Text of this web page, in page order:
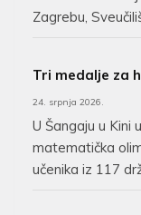
Zagrebu,
Tri medalje za
24. srpnja 2026.
U Šangaju u Kini
matematička
učenika iz 117